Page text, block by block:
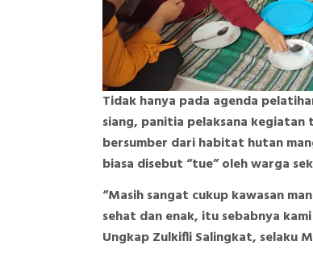
Tidak hanya pada agenda
siang, panitia pelaksana kegiatan
bersumber dari habitat hutan
biasa disebut “tue” oleh warga
“Masih sangat cukup kawasan
sehat dan enak, itu sebabnya
Ungkap Zulkifli Salingkat, selaku